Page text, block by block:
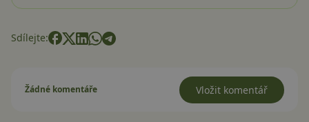
Sdílejte:
Žádné komentáře Vložit komentář